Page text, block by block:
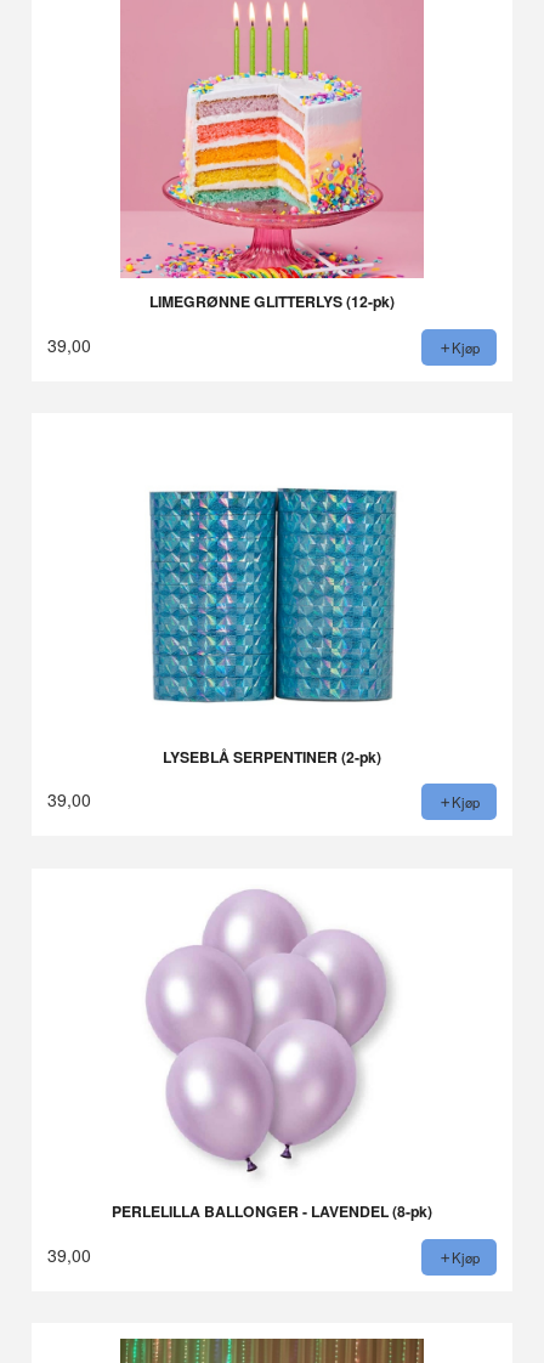
LIMEGRØNNE GLITTERLYS (12-pk)
39,00 Kjøp
LYSEBLÅ SERPENTINER (2-pk)
39,00 Kjøp
PERLELILLA BALLONGER - LAVENDEL (8-pk)
39,00 Kjøp